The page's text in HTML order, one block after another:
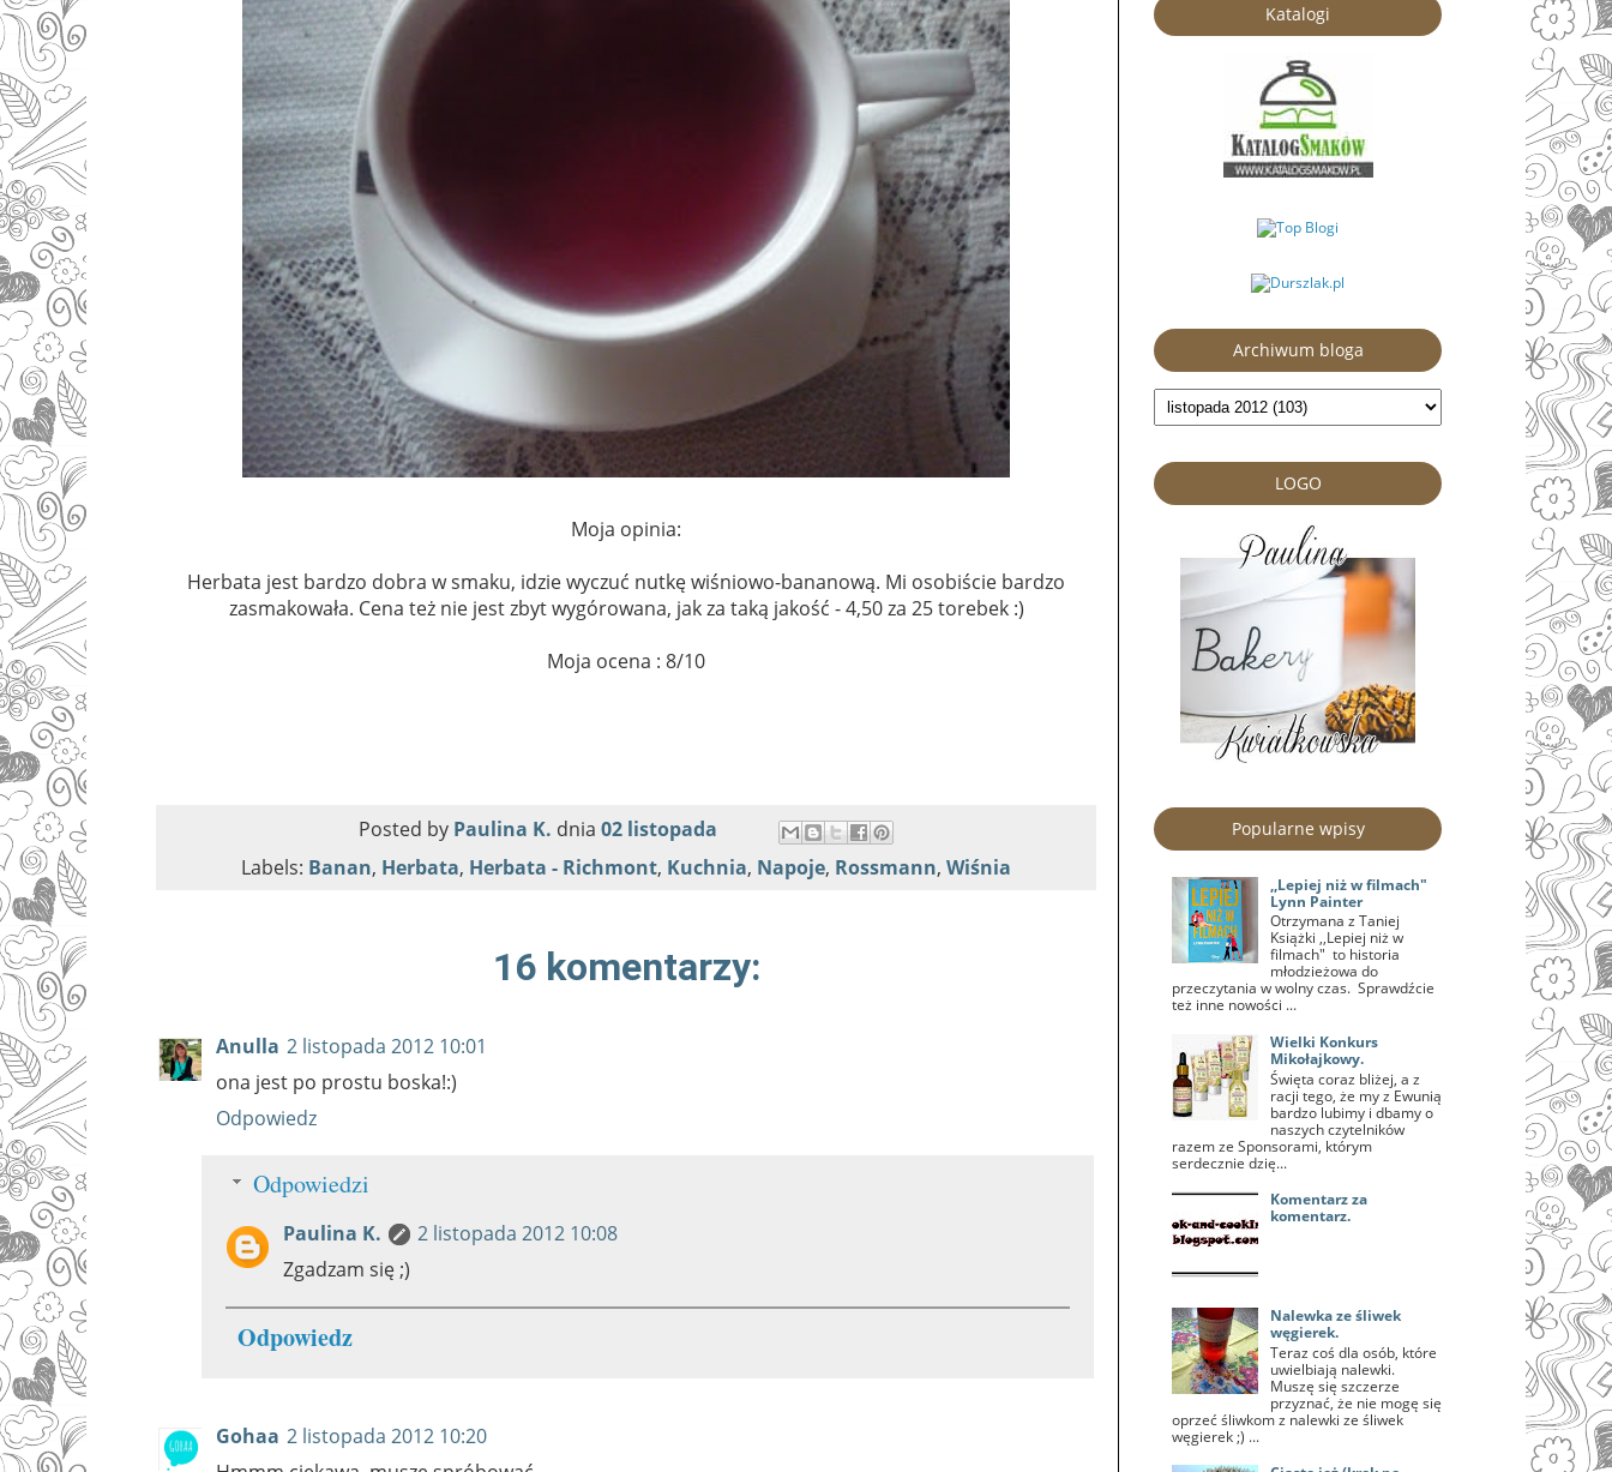
Moja opinia:
Herbata jest bardzo dobra w smaku, idzie wyczuć nutkę wiśniowo-bananową. Mi osobiście bardzo
zasmakowała. Cena też nie jest zbyt wygórowana, jak za taką jakość - 4,50 za 25 torebek :)
Moja ocena : 8/10
Posted by Paulina K. dnia 02 listopada
Labels: Banan, Herbata, Herbata - Richmont, Kuchnia, Napoje, Rossmann, Wiśnia
16 komentarzy:
Anulla 2 listopada 2012 10:01
ona jest po prostu boska!:)
Odpowiedz
Odpowiedzi
Paulina K.
2 listopada 2012 10:08
Zgadzam się ;)
Odpowiedz
Gohaa 2 listopada 2012 10:20
Katalogi
Archiwum bloga
LOGO
Popularne wpisy
,,Lepiej niż w filmach"
Lynn Painter
Otrzymana z Taniej
Książki ,,Lepiej niż w
filmach" to historia
młodzieżowa do
przeczytania w wolny czas. Sprawdźcie
też inne nowości ...
Wielki Konkurs
Mikołajkowy.
Święta coraz bliżej, a z
racji tego, że my z Ewunią
bardzo lubimy i dbamy o
naszych czytelników
razem ze Sponsorami, którym
serdecznie dzię...
Komentarz za
komentarz.
Nalewka ze śliwek
węgierek.
Teraz coś dla osób, które
uwielbiają nalewki.
Muszę się szczerze
przyznać, że nie mogę się
oprzeć śliwkom z nalewki ze śliwek
węgierek ;) ...